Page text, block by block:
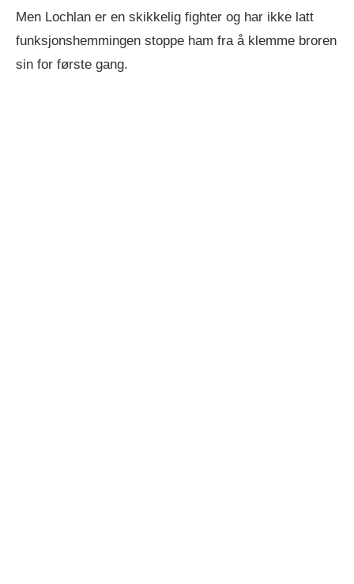
Men Lochlan er en skikkelig fighter og har ikke latt
funksjonshemmingen stoppe ham fra å klemme broren
sin for første gang.